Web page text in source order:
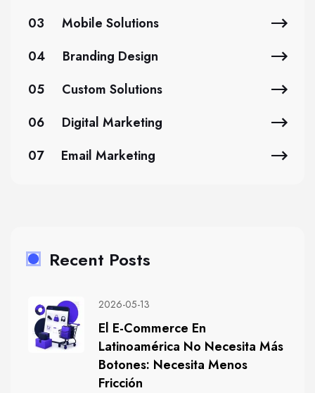
03
Mobile Solutions
04
Branding Design
05
Custom Solutions
06
Digital Marketing
07
Email Marketing
Recent Posts
2026-05-13
El E-Commerce En
Latinoamérica No Necesita Más
Botones: Necesita Menos
Fricción